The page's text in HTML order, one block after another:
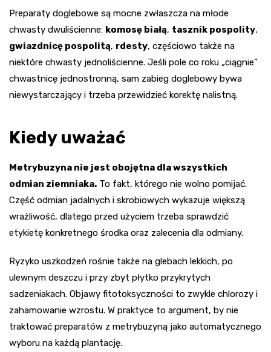
Preparaty doglebowe są mocne zwłaszcza na młode
chwasty dwuliścienne: komosę białą, tasznik pospolity,
gwiazdnicę pospolitą, rdesty, częściowo także na
niektóre chwasty jednoliścienne. Jeśli pole co roku „ciągnie”
chwastnicę jednostronną, sam zabieg doglebowy bywa
niewystarczający i trzeba przewidzieć korektę nalistną.
Kiedy uważać
Metrybuzyna nie jest obojętna dla wszystkich
odmian ziemniaka. To fakt, którego nie wolno pomijać.
Część odmian jadalnych i skrobiowych wykazuje większą
wrażliwość, dlatego przed użyciem trzeba sprawdzić
etykietę konkretnego środka oraz zalecenia dla odmiany.
Ryzyko uszkodzeń rośnie także na glebach lekkich, po
ulewnym deszczu i przy zbyt płytko przykrytych
sadzeniakach. Objawy fitotoksyczności to zwykle chlorozy i
zahamowanie wzrostu. W praktyce to argument, by nie
traktować preparatów z metrybuzyną jako automatycznego
wyboru na każdą plantację.